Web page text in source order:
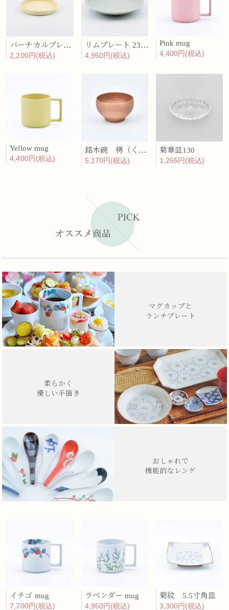
バーチカルプレート 15cm 化粧土
2,200円(税込)
リムプレート 23cm 呉須散
4,950円(税込)
Pink mug
4,400円(税込)
Yellow mug
4,400円(税込)
銘木碗 栲（くるみ）
5,170円(税込)
菊華皿130
1,265円(税込)
マグカップと
ランチプレート
柔らかく
優しい手描き
おしゃれで
機能的なレンゲ
イチゴ mug
7,700円(税込)
ラベンダー mug
4,950円(税込)
菊紋 5.5寸角皿
3,300円(税込)